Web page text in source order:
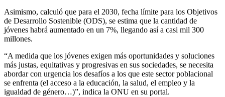
Asimismo, calculó que para el 2030, fecha límite para los Objetivos
de Desarrollo Sostenible (ODS), se estima que la cantidad de
jóvenes habrá aumentado en un 7%, llegando así a casi mil 300
millones.
“A medida que los jóvenes exigen más oportunidades y soluciones
más justas, equitativas y progresivas en sus sociedades, se necesita
abordar con urgencia los desafíos a los que este sector poblacional
se enfrenta (el acceso a la educación, la salud, el empleo y la
igualdad de género…)”, indica la ONU en su portal.